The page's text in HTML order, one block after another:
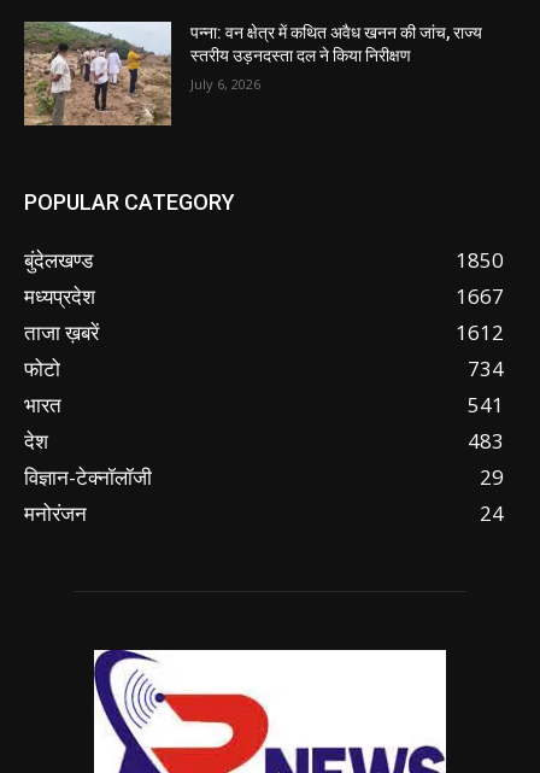
पन्ना: वन क्षेत्र में कथित अवैध खनन की जांच, राज्य
स्तरीय उड़नदस्ता दल ने किया निरीक्षण
July 6, 2026
POPULAR CATEGORY
बुंदेलखण्ड
1850
मध्यप्रदेश
1667
ताजा ख़बरें
1612
फोटो
734
भारत
541
देश
483
विज्ञान-टेक्नॉलॉजी
29
मनोरंजन
24